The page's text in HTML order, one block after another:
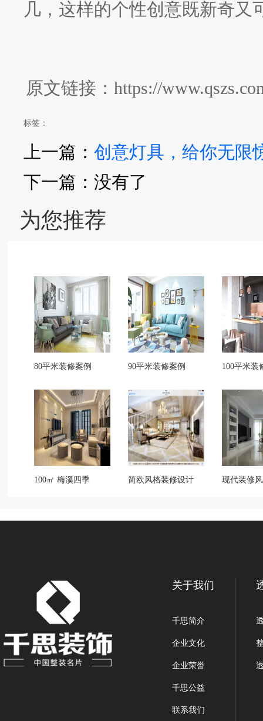
几，这样的个性创意既新奇
原文链接：https://
标签：
上一篇： 创意灯具，给你无限
下一篇：没有了
为您推荐
80平米装修案例 90平米装修案例 100平米装
100㎡ 梅溪四季 简欧风格装修设计 现代装修
关于我们
千思简介
企业文化
企业荣誉
千思公益
联系我们